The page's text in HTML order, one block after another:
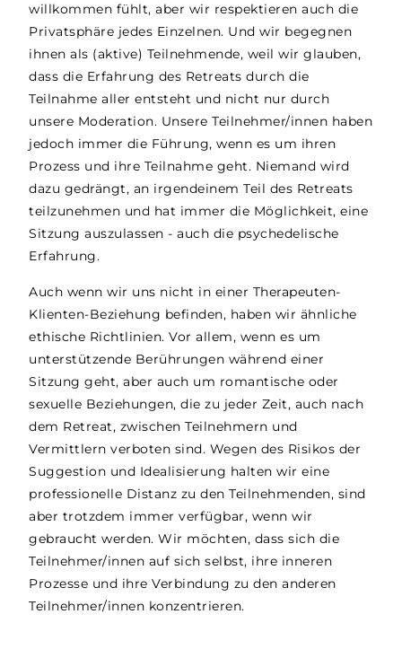
willkommen fühlt, aber wir respektieren auch die
Privatsphäre jedes Einzelnen. Und wir begegnen
ihnen als (aktive) Teilnehmende, weil wir glauben,
dass die Erfahrung des Retreats durch die
Teilnahme aller entsteht und nicht nur durch
unsere Moderation. Unsere Teilnehmer/innen haben
jedoch immer die Führung, wenn es um ihren
Prozess und ihre Teilnahme geht. Niemand wird
dazu gedrängt, an irgendeinem Teil des Retreats
teilzunehmen und hat immer die Möglichkeit, eine
Sitzung auszulassen - auch die psychedelische
Erfahrung.
Auch wenn wir uns nicht in einer Therapeuten-
Klienten-Beziehung befinden, haben wir ähnliche
ethische Richtlinien. Vor allem, wenn es um
unterstützende Berührungen während einer
Sitzung geht, aber auch um romantische oder
sexuelle Beziehungen, die zu jeder Zeit, auch nach
dem Retreat, zwischen Teilnehmern und
Vermittlern verboten sind. Wegen des Risikos der
Suggestion und Idealisierung halten wir eine
professionelle Distanz zu den Teilnehmenden, sind
aber trotzdem immer verfügbar, wenn wir
gebraucht werden. Wir möchten, dass sich die
Teilnehmer/innen auf sich selbst, ihre inneren
Prozesse und ihre Verbindung zu den anderen
Teilnehmer/innen konzentrieren.